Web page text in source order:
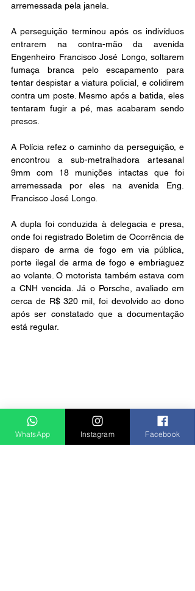
arremessada pela janela.
A perseguição terminou após os indivíduos
entrarem na contra-mão da avenida
Engenheiro Francisco José Longo, soltarem
fumaça branca pelo escapamento para
tentar despistar a viatura policial, e colidirem
contra um poste. Mesmo após a batida, eles
tentaram fugir a pé, mas acabaram sendo
presos.
A Polícia refez o caminho da perseguição, e
encontrou a sub-metralhadora artesanal
9mm com 18 munições intactas que foi
arremessada por eles na avenida Eng.
Francisco José Longo.
A dupla foi conduzida à delegacia e presa,
onde foi registrado Boletim de Ocorrência de
disparo de arma de fogo em via pública,
porte ilegal de arma de fogo e embriaguez
ao volante. O motorista também estava com
a CNH vencida. Já o Porsche, avaliado em
cerca de R$ 320 mil, foi devolvido ao dono
após ser constatado que a documentação
está regular.
Notícias
WhatsApp Instagram Facebook